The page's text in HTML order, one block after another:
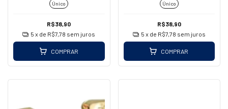
Único
R$38,90
5 x de R$7,78 sem juros
COMPRAR
Único
R$38,90
5 x de R$7,78 sem juros
COMPRAR